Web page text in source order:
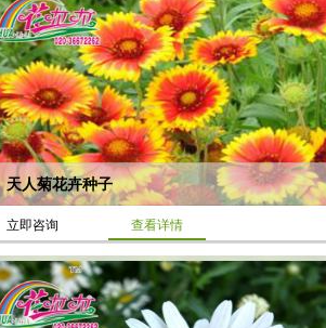
天人菊花卉种子
立即咨询 查看详情